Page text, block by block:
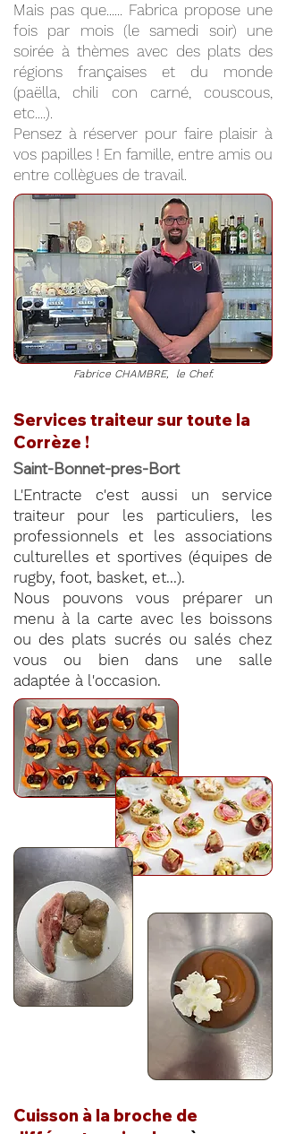
Mais pas que...... Fabrica propose une
fois par mois (le samedi soir) une
soirée à thèmes avec des plats des
régions françaises et du monde
(paëlla, chili con carné, couscous,
etc....).
Pensez à réserver pour faire plaisir à
vos papilles ! En famille, entre amis ou
entre collègues de travail.
Fabrice CHAMBRE, le Chef.
Services traiteur sur toute la
Corrèze !
Saint-Bonnet-pres-Bort
L'Entracte c'est aussi un service
traiteur pour les particuliers, les
professionnels et les associations
culturelles et sportives (équipes de
rugby, foot, basket, et...).
Nous pouvons vous préparer un
menu à la carte avec les boissons
ou des plats sucrés ou salés chez
vous ou bien dans une salle
adaptée à l'occasion.
Cuisson à la broche de